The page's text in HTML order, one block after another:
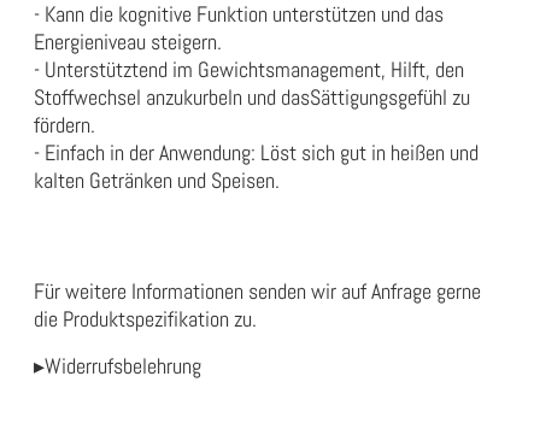
- Kann die kognitive Funktion unterstützen und das
Energieniveau steigern.
- Unterstütztend im Gewichtsmanagement, Hilft, den
Stoffwechsel anzukurbeln und dasSättigungsgefühl zu
fördern.
- Einfach in der Anwendung: Löst sich gut in heißen und
kalten Getränken und Speisen.
Für weitere Informationen senden wir auf Anfrage gerne
die Produktspezifikation zu.
▸Widerrufsbelehrung